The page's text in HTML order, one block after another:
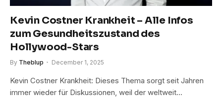
Kevin Costner Krankheit – Alle Infos
zum Gesundheitszustand des
Hollywood-Stars
By Theblup December 1, 2025
Kevin Costner Krankheit: Dieses Thema sorgt seit Jahren
immer wieder für Diskussionen, weil der weltweit…